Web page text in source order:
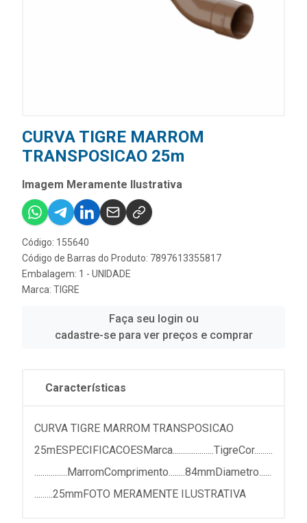
CURVA TIGRE MARROM
TRANSPOSICAO 25m
Imagem Meramente Ilustrativa
Código: 155640
Código de Barras do Produto: 7897613355817
Embalagem: 1 - UNIDADE
Marca: TIGRE
Faça seu login ou
cadastre-se para ver preços e comprar
Características
CURVA TIGRE MARROM TRANSPOSICAO
25mESPECIFICACOESMarca....................TigreCor.........
................MarromComprimento........84mmDiametro......
.........25mmFOTO MERAMENTE ILUSTRATIVA